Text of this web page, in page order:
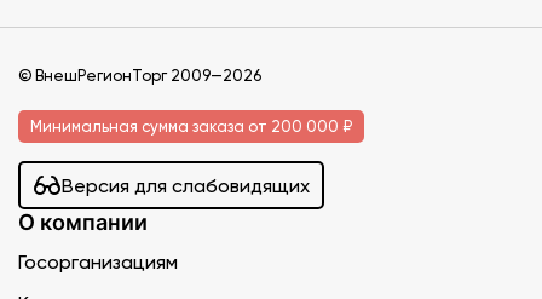
© ВнешРегионТорг 2009—2026
Минимальная сумма заказа от 200 000 ₽
Версия для слабовидящих
О компании
Госорганизациям